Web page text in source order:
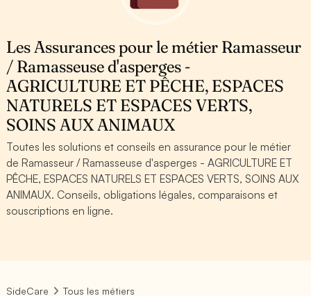
Les Assurances pour le métier Ramasseur
/ Ramasseuse d'asperges -
AGRICULTURE ET PÊCHE, ESPACES
NATURELS ET ESPACES VERTS,
SOINS AUX ANIMAUX
Toutes les solutions et conseils en assurance pour le métier
de Ramasseur / Ramasseuse d'asperges - AGRICULTURE ET
PÊCHE, ESPACES NATURELS ET ESPACES VERTS, SOINS AUX
ANIMAUX. Conseils, obligations légales, comparaisons et
souscriptions en ligne.
SideCare
Tous les métiers